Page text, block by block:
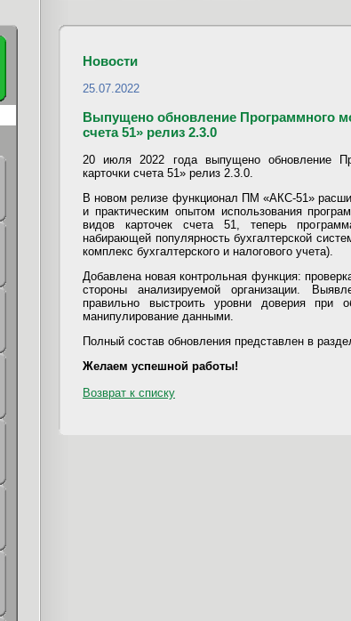
Новости
25.07.2022
Выпущено обновление Программного
счета 51» релиз 2.3.0
20 июля 2022 года выпущено обновление
карточки счета 51» релиз 2.3.0.
В новом релизе функционал ПМ «АКС-51»
и практическим опытом использования
видов карточек счета 51, теперь
набирающей популярность бухгалтерской
комплекс бухгалтерского и налогового учета).
Добавлена новая контрольная функция:
стороны анализируемой организации.
правильно выстроить уровни доверия при
манипулирование данными.
Полный состав обновления представлен в
Желаем успешной работы!
Возврат к списку